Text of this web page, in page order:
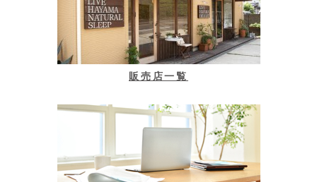
販売店一覧